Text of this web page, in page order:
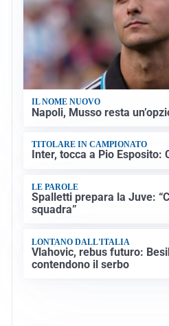
IL NOME NUOVO
Napoli, Musso resta
TITOLARE IN CAMPIONATO
Inter, tocca a Pio Esposito:
LE PAROLE
Spalletti prepara la Juve:
squadra”
LONTANO DALL'ITALIA
Vlahovic, rebus futuro:
contendono il serbo